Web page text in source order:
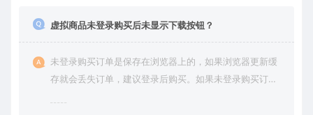
虚拟商品未登录购买后未显示下载按钮？
未登录购买订单是保存在浏览器上的，如果浏览器更新缓
存就会丢失订单，建议登录后购买。如果未登录购买订单